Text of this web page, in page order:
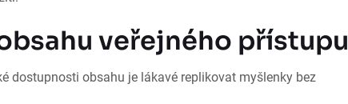
veřejného přístupu
dostupnosti obsahu je lákavé replikovat myšlenky bez